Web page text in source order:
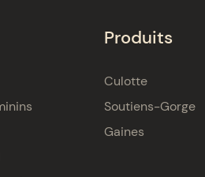
Produits
Culotte
Soutiens-Gorge
Gaines